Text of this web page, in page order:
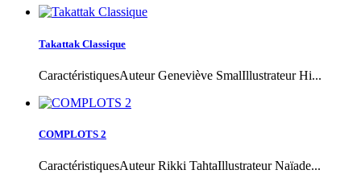
Takattak Classique
CaractéristiquesAuteur Geneviève SmalIllustrateur Hi...
COMPLOTS 2
CaractéristiquesAuteur Rikki TahtaIllustrateur Naïade...